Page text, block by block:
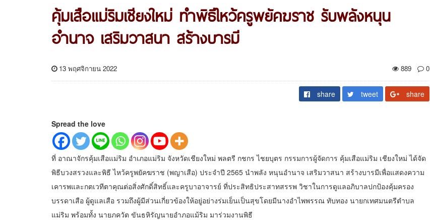
คุ้มเสือแม่ริมเชียงใหม่ ทำพิธีไหว้ครูพยัคฆราช รับพลังหนุน
อำนาจ เสริมวาสนา สร้างบารมี
13 พฤศจิกายน 2022 889 0
share tweet share
Spread the love
ที่ อาณาจักรคุ้มเสือแม่ริม อำเภอแม่ริม จังหวัดเชียงใหม่ พลตรี กชกร ไชยบุตร กรรมการผู้จัดการ คุ้มเสือแม่ริม เชียงใหม่ ได้จัด
พิธีบวงสรวงและพิธี ไหว้ครูพยัคฆราช (พญาเสือ) ประจำปี 2565 นำพลัง หนุนอำนาจ เสริมวาสนา สร้างบารมีเพื่อแสดงความ
เคารพและกตเวทีตาคุณต่อสิ่งศักดิ์สิทธิ์และครูบาอาจารย์ ที่ประสิทธิประสาทสรรพ วิชาในการดูแลอภิบาลปกป้องคุ้มครอง
บรรดาเสือ ผู้ดูแลเสือ รวมถึงผู้มีส่วนเกี่ยวข้องให้อยู่อย่างร่มเย็นเป็นสุขโดยมีนางอำไพพรรณ ทับทอง นายกเทศมนตรีตำบล
แม่ริม พร้อมทั้ง นายภควัต ขันธหิรัญนายอำภอแม้ริม มาร่วมงานพิธี